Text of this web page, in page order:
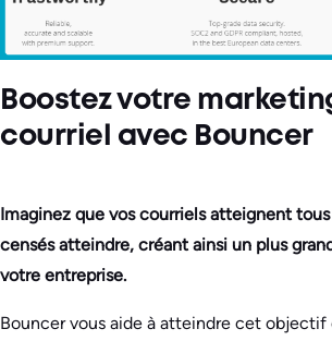
Boostez votre
courriel avec Bouncer
Imaginez que vos courriels atteignent tous
censés atteindre, créant ainsi un plus
votre entreprise.
Bouncer vous aide à atteindre cet